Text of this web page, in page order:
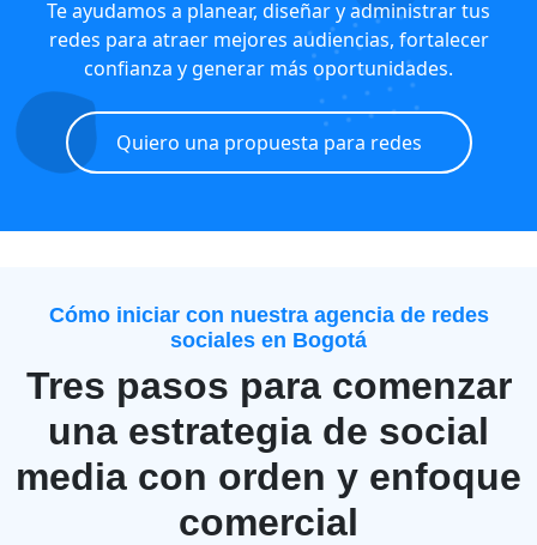
Te ayudamos a planear, diseñar y administrar tus
redes para atraer mejores audiencias, fortalecer
confianza y generar más oportunidades.
Quiero una propuesta para redes
Cómo iniciar con nuestra agencia de redes
sociales en Bogotá
Tres pasos para comenzar
una estrategia de social
media con orden y enfoque
comercial